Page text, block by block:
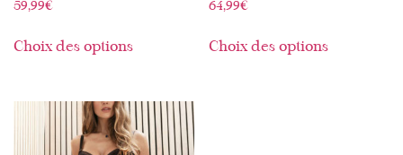
59,99€
Choix des options
64,99€
Choix des options